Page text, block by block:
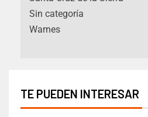
Sin categoría
Warnes
TE PUEDEN INTERESAR